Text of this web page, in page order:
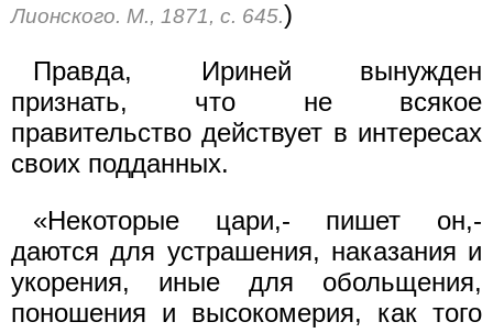
Лионского. М., 1871, с. 645.)
Правда, Ириней вынужден
признать, что не всякое
правительство действует в интересах
своих подданных.
«Некоторые цари,- пишет он,-
даются для устраше­ния, наказания и
укорения, иные для обольщения,
поношения и высокомерия, как того